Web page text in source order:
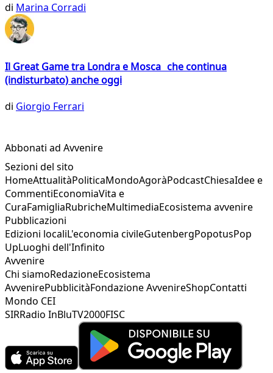
di Marina Corradi
Il Great Game tra Londra e Mosca che continua
(indisturbato) anche oggi
di Giorgio Ferrari
Abbonati ad Avvenire
Sezioni del sito
HomeAttualitàPoliticaMondoAgoràPodcastChiesaIdee e
CommentiEconomiaVita e
CuraFamigliaRubricheMultimediaEcosistema avvenire
Pubblicazioni
Edizioni localiL'economia civileGutenbergPopotusPop
UpLuoghi dell'Infinito
Avvenire
Chi siamoRedazioneEcosistema
AvvenirePubblicitàFondazione AvvenireShopContatti
Mondo CEI
SIRRadio InBluTV2000FISC